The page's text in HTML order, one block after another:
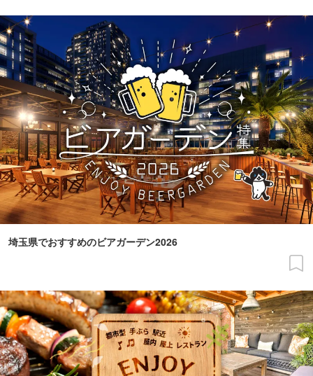
埼玉県でおすすめのビアガーデン2026